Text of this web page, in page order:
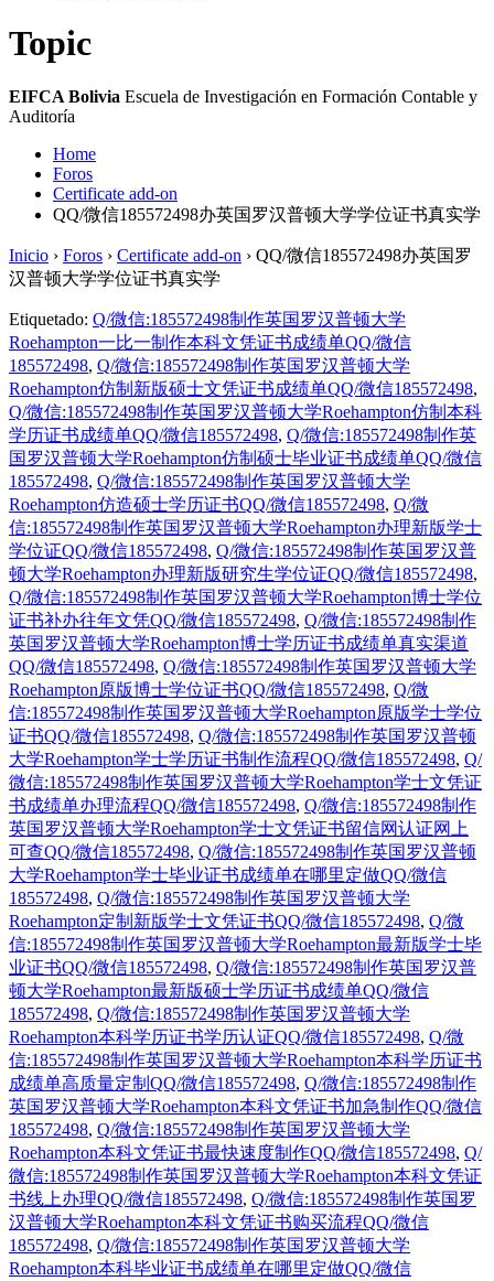
Topic
EIFCA Bolivia Escuela de Investigación en Formación Contable y
Auditoría
Home
Foros
Certificate add-on
QQ/微信185572498办英国罗汉普顿大学学位证书真实学
Inicio › Foros › Certificate add-on › QQ/微信185572498办英国罗
汉普顿大学学位证书真实学
Etiquetado: Q/微信:185572498制作英国罗汉普顿大学
Roehampton一比一制作本科文凭证书成绩单QQ/微信
185572498, Q/微信:185572498制作英国罗汉普顿大学
Roehampton仿制新版硕士文凭证书成绩单QQ/微信185572498,
Q/微信:185572498制作英国罗汉普顿大学Roehampton仿制本科
学历证书成绩单QQ/微信185572498, Q/微信:185572498制作英
国罗汉普顿大学Roehampton仿制硕士毕业证书成绩单QQ/微信
185572498, Q/微信:185572498制作英国罗汉普顿大学
Roehampton仿造硕士学历证书QQ/微信185572498, Q/微
信:185572498制作英国罗汉普顿大学Roehampton办理新版学士
学位证QQ/微信185572498, Q/微信:185572498制作英国罗汉普
顿大学Roehampton办理新版研究生学位证QQ/微信185572498,
Q/微信:185572498制作英国罗汉普顿大学Roehampton博士学位
证书补办往年文凭QQ/微信185572498, Q/微信:185572498制作
英国罗汉普顿大学Roehampton博士学历证书成绩单真实渠道
QQ/微信185572498, Q/微信:185572498制作英国罗汉普顿大学
Roehampton原版博士学位证书QQ/微信185572498, Q/微
信:185572498制作英国罗汉普顿大学Roehampton原版学士学位
证书QQ/微信185572498, Q/微信:185572498制作英国罗汉普顿
大学Roehampton学士学历证书制作流程QQ/微信185572498, Q/
微信:185572498制作英国罗汉普顿大学Roehampton学士文凭证
书成绩单办理流程QQ/微信185572498, Q/微信:185572498制作
英国罗汉普顿大学Roehampton学士文凭证书留信网认证网上
可查QQ/微信185572498, Q/微信:185572498制作英国罗汉普顿
大学Roehampton学士毕业证书成绩单在哪里定做QQ/微信
185572498, Q/微信:185572498制作英国罗汉普顿大学
Roehampton定制新版学士文凭证书QQ/微信185572498, Q/微
信:185572498制作英国罗汉普顿大学Roehampton最新版学士毕
业证书QQ/微信185572498, Q/微信:185572498制作英国罗汉普
顿大学Roehampton最新版硕士学历证书成绩单QQ/微信
185572498, Q/微信:185572498制作英国罗汉普顿大学
Roehampton本科学历证书学历认证QQ/微信185572498, Q/微
信:185572498制作英国罗汉普顿大学Roehampton本科学历证书
成绩单高质量定制QQ/微信185572498, Q/微信:185572498制作
英国罗汉普顿大学Roehampton本科文凭证书加急制作QQ/微信
185572498, Q/微信:185572498制作英国罗汉普顿大学
Roehampton本科文凭证书最快速度制作QQ/微信185572498, Q/
微信:185572498制作英国罗汉普顿大学Roehampton本科文凭证
书线上办理QQ/微信185572498, Q/微信:185572498制作英国罗
汉普顿大学Roehampton本科文凭证书购买流程QQ/微信
185572498, Q/微信:185572498制作英国罗汉普顿大学
Roehampton本科毕业证书成绩单在哪里定做QQ/微信